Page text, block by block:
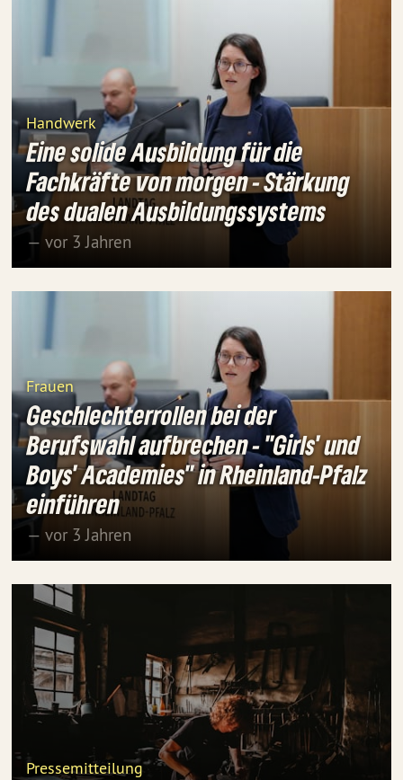
Handwerk
Eine solide Ausbildung für die
Fachkräfte von morgen - Stärkung
des dualen Ausbildungssystems
— vor 3 Jahren
Frauen
Geschlechterrollen bei der
Berufswahl aufbrechen - "Girls' und
Boys' Academies" in Rheinland-Pfalz
einführen
— vor 3 Jahren
Pressemitteilung